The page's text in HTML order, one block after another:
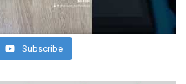
Subscribe